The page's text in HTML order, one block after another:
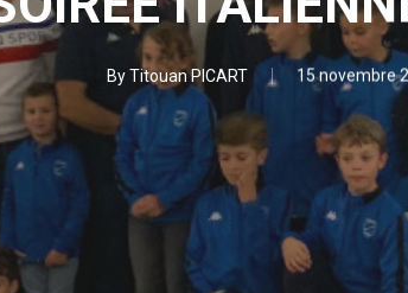
By Titouan PICART 15 novembre